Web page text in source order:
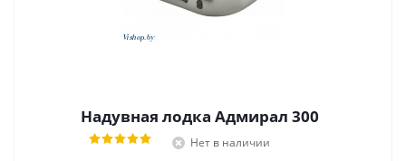
Надувная лодка Адмирал 300
Нет в наличии